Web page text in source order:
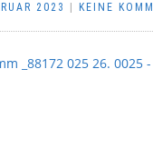
2023 KEINE